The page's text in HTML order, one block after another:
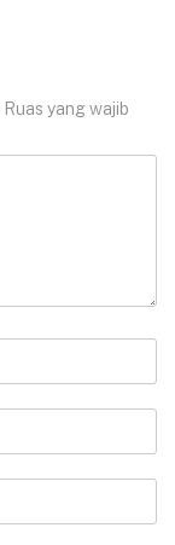
Ruas yang wajib